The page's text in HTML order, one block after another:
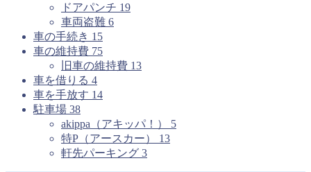
ドアパンチ 19
車両盗難 6
車の手続き 15
車の維持費 75
旧車の維持費 13
車を借りる 4
車を手放す 14
駐車場 38
akippa（アキッパ！） 5
特P（アースカー） 13
軒先パーキング 3